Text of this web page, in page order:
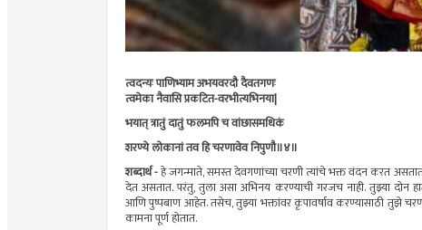
त्वदन्यःपाणिभ्यामअभयवरदौदैवतगणः
त्वमेकानैवासिप्रकटित-वरभीत्यभिनया|
भयात्त्रातुंदातुंफलमपिचवांछासमधिकं
शरण्येलोकानांतवहिचरणावेवनिपुणौ॥४॥
शब्दार्थ -हेजगन्माते, समस्तदेवगणांच्याचरणी त्यांचे भक्त वंदन करत
देत असतात. परंतु, तुला असा अभिनय करण्याची गरजच नाही. तुझ्या
आणिपुष्पबाणआहेत. तसेच, तुझ्या भक्तांवरकृपावर्षावकरण्यासाठी तुझे
कामना पूर्ण होतात.